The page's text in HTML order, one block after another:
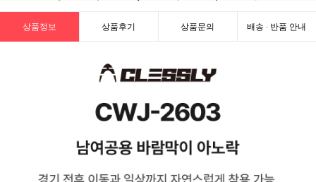
상품정보 상품후기 상품문의 배송 · 반품 안내